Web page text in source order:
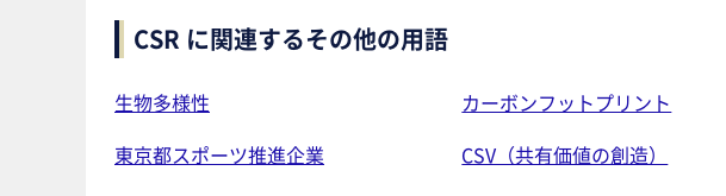
CSR に関連するその他の用語
生物多様性 カーボンフットプリント
東京都スポーツ推進企業
CSV（共有価値の創造）